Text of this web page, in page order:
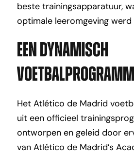
beste trainingsapparatuur,
optimale leeromgeving werd
Een dynamisch
Het Atlético de Madrid
uit een officieel
ontworpen en geleid door
van Atlético de Madrid’s